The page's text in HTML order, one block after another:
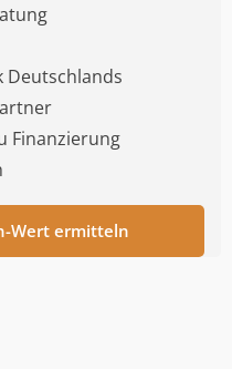
Deutschlands
Finanzierung
Wert ermitteln